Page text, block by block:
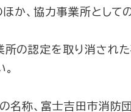
、協力事業所として
の認定を取り消された
称、富士吉田市消防